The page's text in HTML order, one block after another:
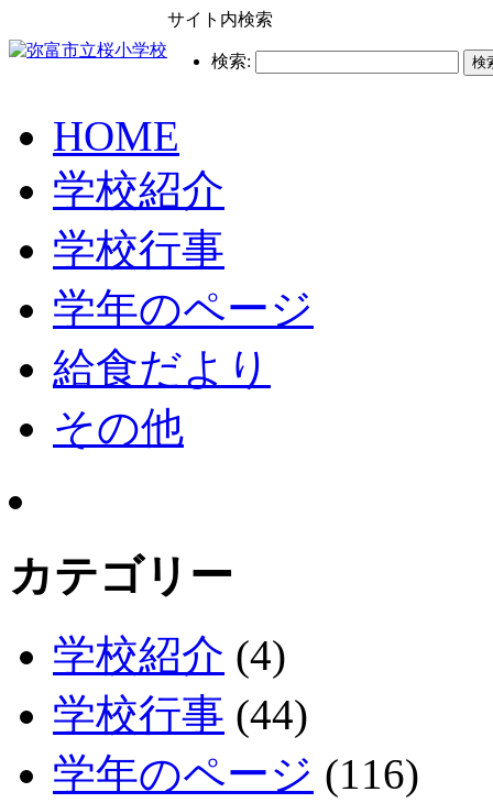
サイト内検索
検索:
HOME
学校紹介
学校行事
学年のページ
給食だより
その他
カテゴリー
学校紹介 (4)
学校行事 (44)
学年のページ (116)